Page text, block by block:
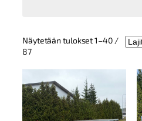
Näytetään tulokset 1–40 /
87Kallein